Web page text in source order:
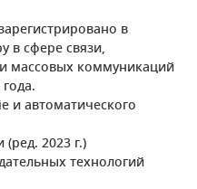
в
в сфере связи,
массовых коммуникаций
и автоматического
2023 г.)
технологий